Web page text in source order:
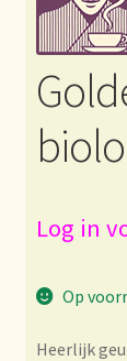
Bezahlung
Bienvenue
Bio-
Log in
Op
Heerlijk